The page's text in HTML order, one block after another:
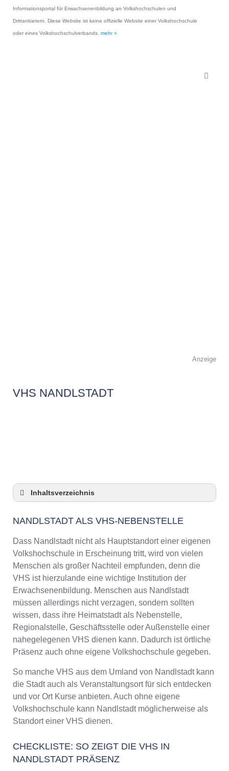
Informationsportal für Erwachsenenbildung an Volkshochschulen und
Drittanbietern. Diese Website ist keine offizielle Website einer Volkshochschule
oder eines Volkshochschulverbands. mehr »
Anzeige
VHS NANDLSTADT
Inhaltsverzeichnis
Checkliste: So zeigt die VHS in Nandlstadt
3 Tipps für Interessierte aus Nandlstadt an
VHS-Kursen
VHS Nandlstadt Kurse und Umgebung
VHS Nandlstadt – Öffnungszeiten und
Telefonnummer
Online-Kurse – Alternative Angebote zu einem
Kurs an der VHS
Top-Kurse an der Abendschule Nandlstadt
Weiterbildung in Nandlstadt
NANDLSTADT ALS VHS-NEBENSTELLE
Dass Nandlstadt nicht als Hauptstandort einer eigenen
Volkshochschule in Erscheinung tritt, wird von vielen
Menschen als großer Nachteil empfunden, denn die
VHS ist hierzulande eine wichtige Institution der
Erwachsenenbildung. Menschen aus Nandlstadt
müssen allerdings nicht verzagen, sondern sollten
wissen, dass ihre Heimatstadt als Nebenstelle,
Regionalstelle, Geschäftsstelle oder Außenstelle einer
nahegelegenen VHS dienen kann. Dadurch ist örtliche
Präsenz auch ohne eigene Volkshochschule gegeben.
So manche VHS aus dem Umland von Nandlstadt kann
die Stadt auch als Veranstaltungsort für sich entdecken
und vor Ort Kurse anbieten. Auch ohne eigene
Volkshochschule kann Nandlstadt möglicherweise als
Standort einer VHS dienen.
CHECKLISTE: SO ZEIGT DIE VHS IN
NANDLSTADT PRÄSENZ